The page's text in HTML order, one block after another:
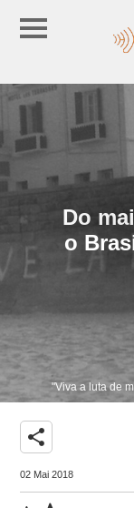
Do
o
"Viva a luta de
share
02 Mai 2018